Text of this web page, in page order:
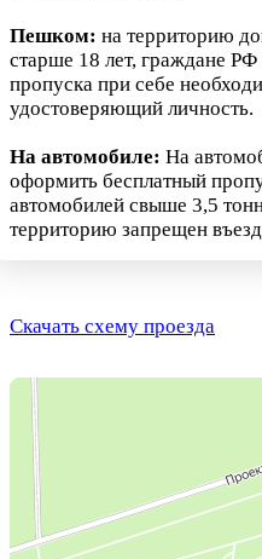
Пешком: на территорию
старше 18 лет, граждане
пропуска при себе
удостоверяющий личность.
На автомобиле: На
оформить бесплатный
автомобилей свыше 3,5
территорию запрещен
Скачать схему проезда